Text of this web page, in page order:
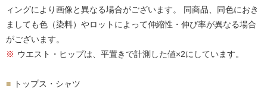
ィングにより画像と異なる場合がございます。 同商品、同色におき
ましても色（染料）やロットによって伸縮性・伸び率が異なる場合
がございます。
ウエスト・ヒップは、平置きで計測した値×2にしています。
トップス・シャツ